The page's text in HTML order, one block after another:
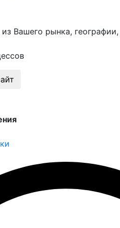
Вашего рынка, геогрaфии,